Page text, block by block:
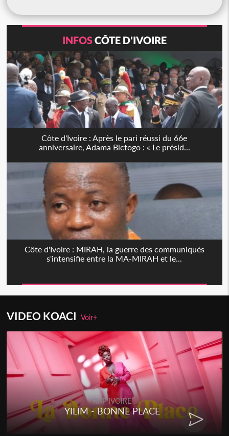
INFOSCÔTE D'IVOIRE
Côte d'Ivoire : Après le pari réussi du 66e
anniversaire, Adama Bictogo : « Le présid...
Côte d'Ivoire : MIRAH, la guerre des communiqués
s'intensifie entre la MA-MIRAH et le...
VIDEO KOACIVoir+
RAP IVOIRE
YILIM - BONNE PLACE